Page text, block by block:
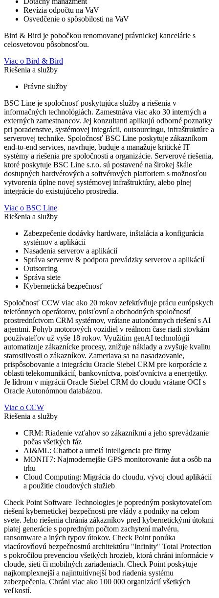
Revízia odpočtu na VaV
Osvedčenie o spôsobilosti na VaV
Bird & Bird je pobočkou renomovanej právnickej kancelárie s
celosvetovou pôsobnosťou.
Viac o Bird & Bird
Riešenia a služby
Právne služby
BSC Line je spoločnosť poskytujúca služby a riešenia v
informačných technológiách. Zamestnáva viac ako 30 interných a
externých zamestnancov. Jej konzultanti aplikujú odborné poznatky
pri poradenstve, systémovej integrácii, outsourcingu, infraštruktúre a
serverovej technike. Spoločnosť BSC Line poskytuje zákazníkom
end-to-end services, navrhuje, buduje a manažuje kritické IT
systémy a riešenia pre spoločnosti a organizácie. Serverové riešenia,
ktoré poskytuje BSC Line s.r.o. sú postavené na širokej škále
dostupných hardvérových a softvérových platforiem s možnosťou
vytvorenia úplne novej systémovej infraštruktúry, alebo plnej
integrácie do existujúceho prostredia.
Viac o BSC Line
Riešenia a služby
Zabezpečenie dodávky hardware, inštalácia a konfigurácia
systémov a aplikácií
Nasadenia serverov a aplikácií
Správa serverov & podpora prevádzky serverov a aplikácií
Outsorcing
Správa siete
Kybernetická bezpečnosť
Spoločnosť CCW viac ako 20 rokov zefektívňuje prácu európskych
telefónnych operátorov, poisťovní a obchodných spoločností
prostredníctvom CRM systémov, vrátane autonómnych riešení s AI
agentmi. Pohyb motorových vozidiel v reálnom čase riadi stovkám
používateľov už vyše 18 rokov. Využitím genAI technológií
automatizuje zákaznícke procesy, znižuje náklady a zvyšuje kvalitu
starostlivosti o zákazníkov. Zameriava sa na nasadzovanie,
prispôsobovanie a integráciu Oracle Siebel CRM pre korporácie z
oblasti telekomunikácií, bankovníctva, poisťovníctva a energetiky.
Je lídrom v migrácii Oracle Siebel CRM do cloudu vrátane OCI s
Oracle Autonómnou databázou.
Viac o CCW
Riešenia a služby
CRM: Riadenie vzťahov so zákazníkmi a jeho sprevádzanie
počas všetkých fáz
AI&ML: Chatbot a umelá inteligencia pre firmy
MONIT7: Najmodernejšie GPS monitorovanie áut a osôb na
trhu
Cloud Computing: Migrácia do cloudu, vývoj cloud aplikácií
a použitie cloudových služieb
Check Point Software Technologies je popredným poskytovateľom
riešení kybernetickej bezpečnosti pre vlády a podniky na celom
svete. Jeho riešenia chránia zákazníkov pred kybernetickými útokmi
piatej generácie s popredným počtom zachytení malvéru,
ransomware a iných typov útokov. Check Point ponúka
viacúrovňovú bezpečnostnú architektúru "Infinity" Total Protection
s pokročilou prevenciou všetkých hrozieb, ktorá chráni informácie v
cloude, sieti či mobilných zariadeniach. Check Point poskytuje
najkomplexnejší a najintuitívnejší bod riadenia systému
zabezpečenia. Chráni viac ako 100 000 organizácií všetkých
veľkostí.